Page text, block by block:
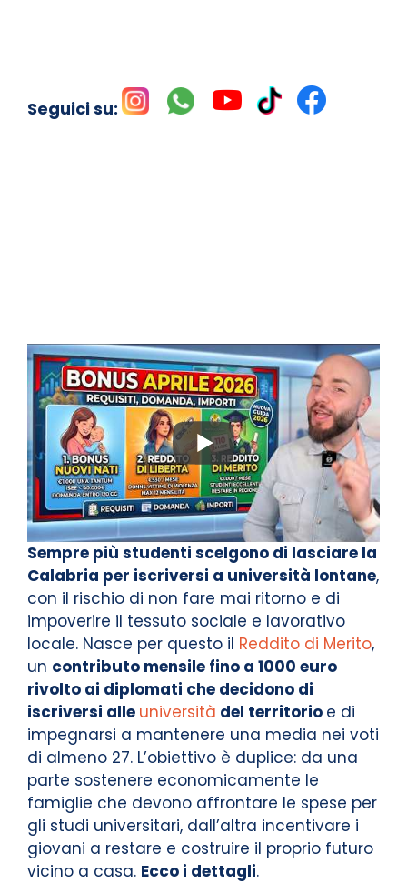
Seguici su:
Sempre più studenti scelgono di lasciare la
Calabria per iscriversi a università lontane,
con il rischio di non fare mai ritorno e di
impoverire il tessuto sociale e lavorativo
locale. Nasce per questo il Reddito di Merito,
un contributo mensile fino a 1000 euro
rivolto ai diplomati che decidono di
iscriversi alle università del territorio e di
impegnarsi a mantenere una media nei voti
di almeno 27. L’obiettivo è duplice: da una
parte sostenere economicamente le
famiglie che devono affrontare le spese per
gli studi universitari, dall’altra incentivare i
giovani a restare e costruire il proprio futuro
vicino a casa. Ecco i dettagli.